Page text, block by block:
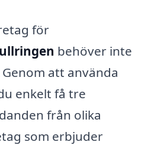
för
behöver inte
att använda
enkelt få tre
från olika
som erbjuder